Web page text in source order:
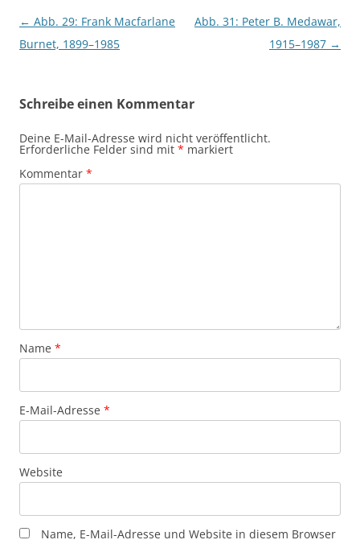
Beitragsnavigation
← Abb. 29: Frank Macfarlane
Burnet, 1899–1985
Abb. 31: Peter B. Medawar,
1915–1987 →
Schreibe einen Kommentar
Deine E-Mail-Adresse wird nicht veröffentlicht.
Erforderliche Felder sind mit * markiert
Kommentar *
Name *
E-Mail-Adresse *
Website
Name, E-Mail-Adresse und Website in diesem Browser